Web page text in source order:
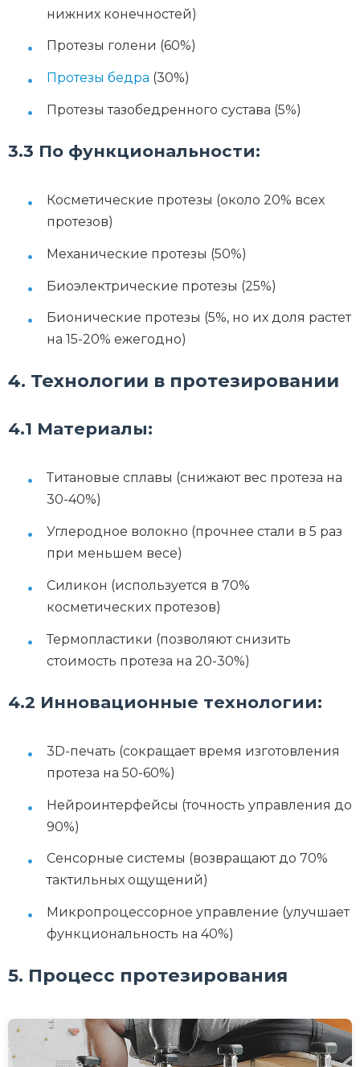
нижних конечностей)
Протезы голени (60%)
Протезы бедра (30%)
Протезы тазобедренного сустава (5%)
3.3 По функциональности:
Косметические протезы (около 20% всех
протезов)
Механические протезы (50%)
Биоэлектрические протезы (25%)
Бионические протезы (5%, но их доля растет
на 15-20% ежегодно)
4. Технологии в протезировании
4.1 Материалы:
Титановые сплавы (снижают вес протеза на
30-40%)
Углеродное волокно (прочнее стали в 5 раз
при меньшем весе)
Силикон (используется в 70%
косметических протезов)
Термопластики (позволяют снизить
стоимость протеза на 20-30%)
4.2 Инновационные технологии:
3D-печать (сокращает время изготовления
протеза на 50-60%)
Нейроинтерфейсы (точность управления до
90%)
Сенсорные системы (возвращают до 70%
тактильных ощущений)
Микропроцессорное управление (улучшает
функциональность на 40%)
5. Процесс протезирования